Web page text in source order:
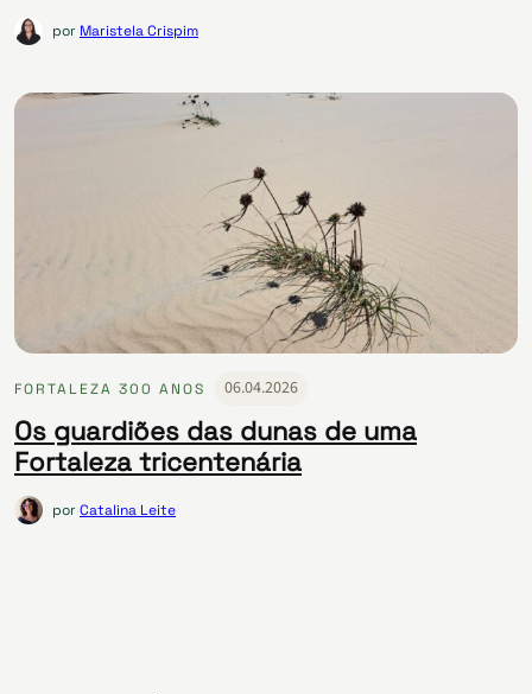
por Maristela Crispim
FORTALEZA 300 ANOS 06.04.2026
Os guardiões das dunas de uma
Fortaleza tricentenária
porCatalina Leite